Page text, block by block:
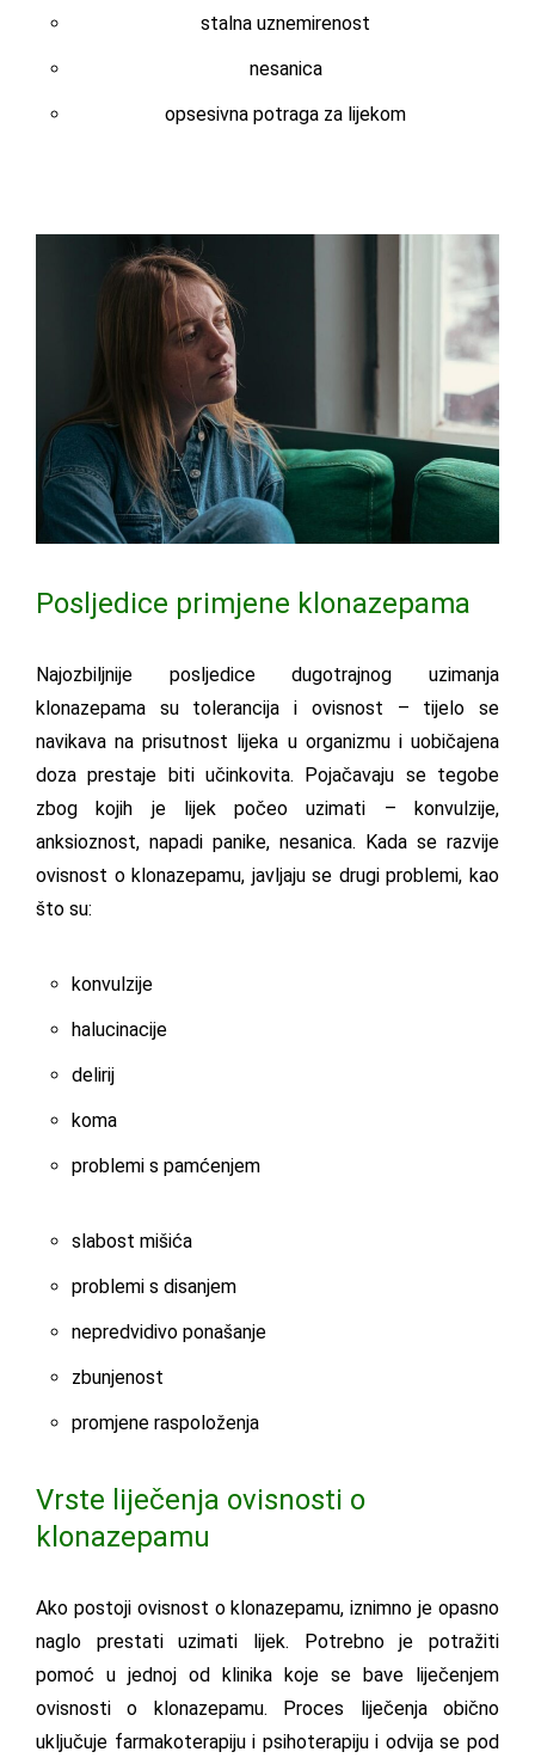
stalna uznemirenost
nesanica
opsesivna potraga za lijekom
Posljedice primjene klonazepama
Najozbiljnije posljedice dugotrajnog uzimanja
klonazepama su tolerancija i ovisnost – tijelo se
navikava na prisutnost lijeka u organizmu i uobičajena
doza prestaje biti učinkovita. Pojačavaju se tegobe
zbog kojih je lijek počeo uzimati – konvulzije,
anksioznost, napadi panike, nesanica. Kada se razvije
ovisnost o klonazepamu, javljaju se drugi problemi, kao
što su:
konvulzije
halucinacije
delirij
koma
problemi s pamćenjem
slabost mišića
problemi s disanjem
nepredvidivo ponašanje
zbunjenost
promjene raspoloženja
Vrste liječenja ovisnosti o
klonazepamu
Ako postoji ovisnost o klonazepamu, iznimno je opasno
naglo prestati uzimati lijek. Potrebno je potražiti
pomoć u jednoj od klinika koje se bave liječenjem
ovisnosti o klonazepamu. Proces liječenja obično
uključuje farmakoterapiju i psihoterapiju i odvija se pod